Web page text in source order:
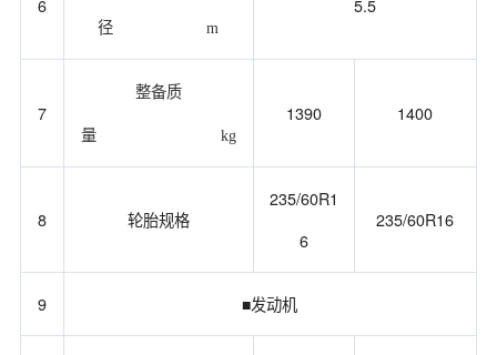
6
径 m
5.5
7
整备质
量 kg
1390 1400
8 轮胎规格
235/60R1
6
235/60R16
9 ■发动机